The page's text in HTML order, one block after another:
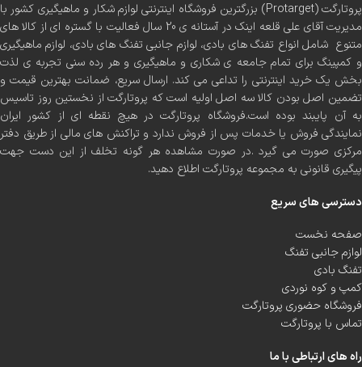
پروتارگت (Protarget) بزرگترین فروشگاه اینترنتی لوازم شکار و ماهیگیری کشور با
مدیریت آقای علی قلعه اینک در آستانه ی 20 سال فعالیت با گستره ای از کالا های
متنوع شامل انواع تفنگ های بادی، لوازم جانبی تفنگ های بادی، لوازم ماهیگیری
و کمپینگ برای تمام جامعه ی شکاری و ماهیگیری و هر رده سنی تجربه ی لذت
بخش یک خرید اینترنتی را تداعی می کند. ارسال سریع، ضمانت بهترین قیمت و
تضمین اصل بودن کالا سه اصل اولیه است که پروتارگت از نخستین روز تاسیس
به آن پایبند بوده است.فروشگاه پروتارگت در هیچ نقطه ای از کشور ایران
نمایندگی فروش یا خدمات پس از فروش ندارد و تراکنش های مالی از طریق دفتر
مرکزی صورت می گیرد .در صورت مشاهده هر گونه تخلف از این دست جهت
پیگیری قانونی به مجموعه پروتارگت اطلاع دهید.
دسترسی های سریع
صفحه نخست
لوازم جانبی تفنگ
تفنگ بادی
کمپ و کوه نوردی
فروشگاه حضوری پروتارگت
تماس با پروتارگت
راه های ارتباطی با ما